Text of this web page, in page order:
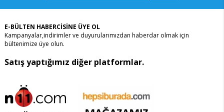
E-BÜLTEN HABERCİSİNE ÜYE OL
Kampanyalar,indirimler ve duyurularımızdan haberdar olmak için
bültenimize üye olun.
Satış yaptığımız diğer platformlar.